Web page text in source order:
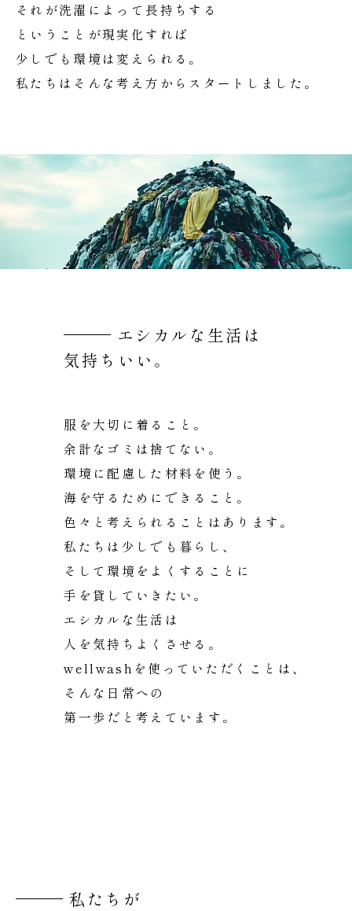
それが洗濯によって長持ちする
ということが現実化すれば
少しでも環境は変えられる。
私たちはそんな考え方からスタートしました。
エシカルな生活は
気持ちいい。
服を大切に着ること。
余計なゴミは捨てない。
環境に配慮した材料を使う。
海を守るためにできること。
色々と考えられることはあります。
私たちは少しでも暮らし、
そして環境をよくすることに
手を貸していきたい。
エシカルな生活は
人を気持ちよくさせる。
wellwashを使っていただくことは、
そんな日常への
第一歩だと考えています。
私たちが